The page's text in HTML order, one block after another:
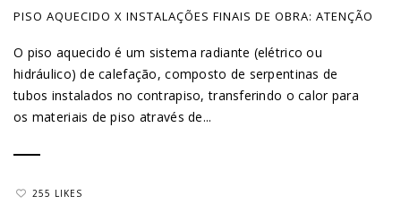
PISO AQUECIDO X INSTALAÇÕES FINAIS DE OBRA: ATENÇÃO
O piso aquecido é um sistema radiante (elétrico ou
hidráulico) de calefação, composto de serpentinas de
tubos instalados no contrapiso, transferindo o calor para
os materiais de piso através de...
255 LIKES